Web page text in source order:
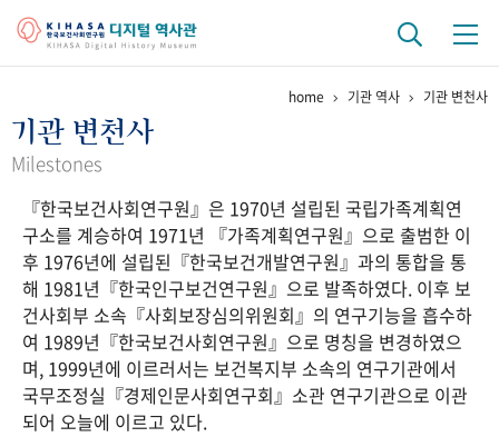
걸어온 길 기관 변천사
연구 역사
정책과 연구 키워드로 보는 연구 역사
연구자들
간행물 변천사
기록물 아카이브
사진 아카이브 문서 기록물 행정박물 영상 기록물
home 기관 역사 기관 변천사
기관 변천사
Milestones
『한국보건사회연구원』은 1970년 설립된 국립가족계획연
구소를 계승하여 1971년 『가족계획연구원』으로 출범한 이
후 1976년에 설립된『한국보건개발연구원』과의 통합을 통
해 1981년『한국인구보건연구원』으로 발족하였다. 이후 보
건사회부 소속『사회보장심의위원회』의 연구기능을 흡수하
여 1989년『한국보건사회연구원』으로 명칭을 변경하였으
며, 1999년에 이르러서는 보건복지부 소속의 연구기관에서
국무조정실『경제인문사회연구회』소관 연구기관으로 이관
되어 오늘에 이르고 있다.